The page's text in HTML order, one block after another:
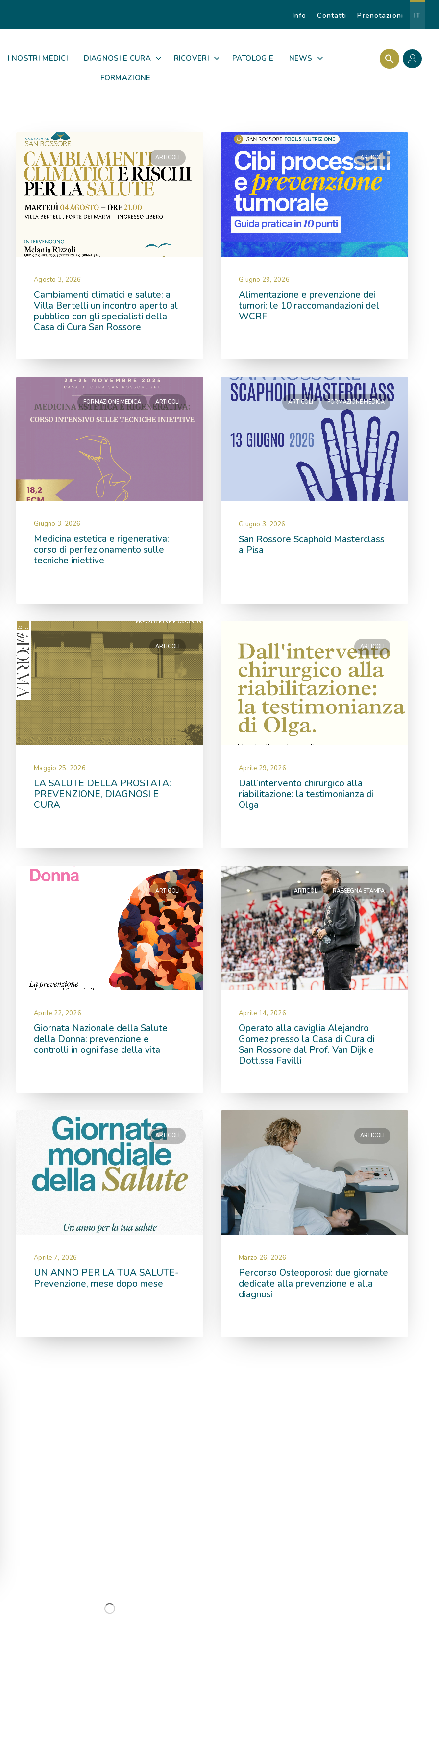
Info Contatti Prenotazioni IT
I NOSTRI MEDICI DIAGNOSI E CURA RICOVERI PATOLOGIE
NEWS
FORMAZIONE
Search for:
Search
ARTICOLI
Agosto 3, 2026
Cambiamenti climatici e salute: a
Villa Bertelli un incontro aperto al
pubblico con gli specialisti della
Casa di Cura San Rossore
ARTICOLI
Giugno 29, 2026
Alimentazione e prevenzione dei
tumori: le 10 raccomandazioni del
WCRF
FORMAZIONE MEDICA ARTICOLI
Giugno 3, 2026
Medicina estetica e rigenerativa:
corso di perfezionamento sulle
tecniche iniettive
ARTICOLI FORMAZIONE MEDICA
Giugno 3, 2026
San Rossore Scaphoid Masterclass
a Pisa
ARTICOLI
Maggio 25, 2026
LA SALUTE DELLA PROSTATA:
PREVENZIONE, DIAGNOSI E
CURA
ARTICOLI
Aprile 29, 2026
Dall’intervento chirurgico alla
riabilitazione: la testimonianza di
Olga
ARTICOLI
Aprile 22, 2026
Giornata Nazionale della Salute
della Donna: prevenzione e
controlli in ogni fase della vita
ARTICOLI RASSEGNA STAMPA
Aprile 14, 2026
Operato alla caviglia Alejandro
Gomez presso la Casa di Cura di
San Rossore dal Prof. Van Dijk e
Dott.ssa Favilli
ARTICOLI
Aprile 7, 2026
UN ANNO PER LA TUA SALUTE-
Prevenzione, mese dopo mese
ARTICOLI
Marzo 26, 2026
Percorso Osteoporosi: due giornate
dedicate alla prevenzione e alla
diagnosi